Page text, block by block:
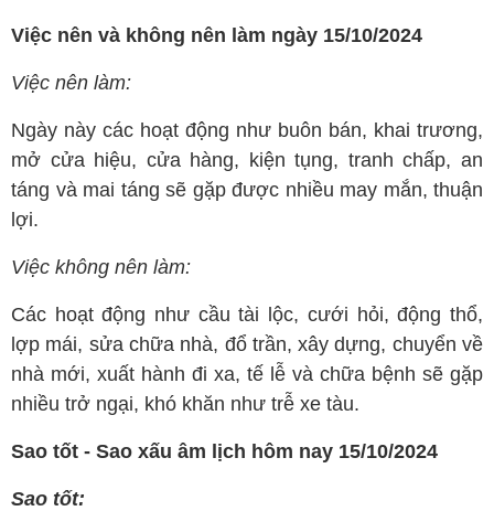
Việc nên và không nên làm ngày 15/10/2024
Việc nên làm:
Ngày này các hoạt động như buôn bán, khai trương,
mở cửa hiệu, cửa hàng, kiện tụng, tranh chấp, an
táng và mai táng sẽ gặp được nhiều may mắn, thuận
lợi.
Việc không nên làm:
Các hoạt động như cầu tài lộc, cưới hỏi, động thổ,
lợp mái, sửa chữa nhà, đổ trần, xây dựng, chuyển về
nhà mới, xuất hành đi xa, tế lễ và chữa bệnh sẽ gặp
nhiều trở ngại, khó khăn như trễ xe tàu.
Sao tốt - Sao xấu âm lịch hôm nay 15/10/2024
Sao tốt: